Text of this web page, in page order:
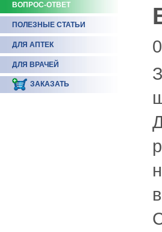
ВОПРОС-ОТВЕТ
ПОЛЕЗНЫЕ СТАТЬИ
ДЛЯ АПТЕК
ДЛЯ ВРАЧЕЙ
ЗАКАЗАТЬ